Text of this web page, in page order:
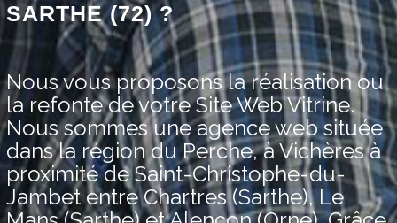
SARTHE (72) ?
Nous vous proposons la réalisation ou
la refonte de votre Site Web Vitrine.
Nous sommes une agence web située
dans la région du Perche, à Vichères à
proximité de Saint-Christophe-du-
Jambet entre Chartres (Sarthe), Le